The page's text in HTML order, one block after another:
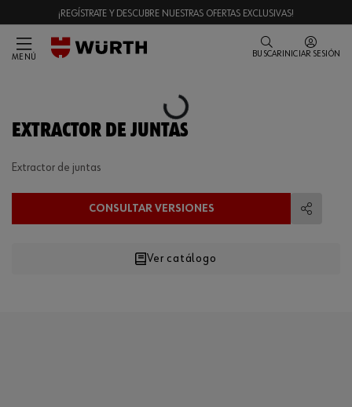
¡REGÍSTRATE Y DESCUBRE NUESTRAS OFERTAS EXCLUSIVAS!
MENÚ BUSCAR INICIAR SESIÓN
Loading...
EXTRACTOR DE JUNTAS
Extractor de juntas
CONSULTAR VERSIONES
Ver catálogo